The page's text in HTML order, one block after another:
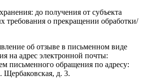
до получения от субъекта
требования о прекращении обработки/
об отзыве в письменном виде
на адрес электронной почты:
письменного обращения по адресу:
Щербаковская, д. 3.